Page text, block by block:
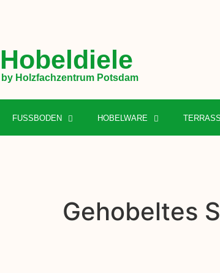
Hobeldiele
by Holzfachzentrum Potsdam
FUSSBODEN HOBELWARE
Gehobeltes